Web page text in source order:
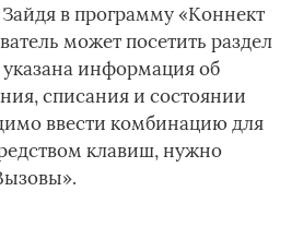
в программу «Коннект
может посетить раздел
указана информация об
списания и состоянии
ввести комбинацию для
клавиш, нужно